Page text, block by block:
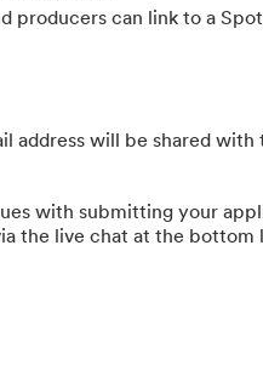
producers can link to a
address will be shared with
with submitting your
the live chat at the bottom